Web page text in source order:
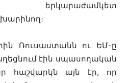
երկարաժամկետ
Ռուսաստանն ու ԵՄ-ը
էին սպասողական
հաշվարկն այն էր, որ